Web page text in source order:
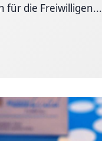
für die Freiwilligen...